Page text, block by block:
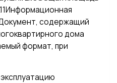
содержащий
дома
формат, при